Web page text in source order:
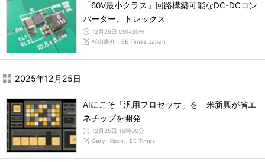
「60V最小クラス」回路構築可能なDC-DCコン
バーター、トレックス
12月26日 09時30分
杉山康介，EE Times Japan
2025年12月25日
AIにこそ「汎用プロセッサ」を 米新興が省エ
ネチップを開発
12月25日 16時00分
Gary Hilson，EE Times